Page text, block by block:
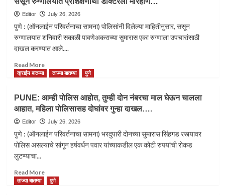
कर्मचारी
कार्यरत
असून
581
पदे
रिक्त
स्वयंसेवक
दत्ताजी
शेणोलीकर,सामाजिक
क्षेत्रातील
प्रेरणास्थान,
Editor July 26, 2026
पुणे : (ऑनलाईन परिवर्तनाचा सामना) पोलिसांनी दिलेल्या माहितीनुसार, ससून
रुग्णालयात शनिवारी सकाळी पावणेअकराच्या सुमारास एका रुग्णाला उपचारांसाठी
दाखल करण्यात आले....
Read MoreRead
more
ससून
रुग्णालयात
प्रशिक्षणार्थी
डॉक्टरला
मारहाण…
क्राईम बातम्या ताज्या बातम्या पुणे
PUNE: आम्ही पोलिस आहोत, तुम्ही दोन नंबरचा माल घेऊन चालला
आहात, महिला पोलिसासह दोघांवर गुन्हा दाखल….
Editor July 26, 2026
पुणे : (ऑनलाईन परिवर्तनाचा सामना) भरदुपारी दोनच्या सुमारास सिंहगड रस्त्यावर
पोलिस असल्याचे सांगून हर्षवर्धन पवार यांच्याकडील एक कोटी रुपयांची रोकड
लुटण्याचा...
Read MoreRead
more
ताज्या बातम्या पुणे